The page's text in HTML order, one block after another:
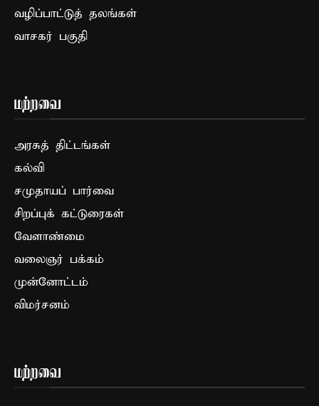
வழிப்பாட்டுத் தலங்கள்
வாசகர் பகுதி
மற்றவை
அரசுத் திட்டங்கள்
கல்வி
சமுதாயப் பார்வை
சிறப்புக் கட்டுரைகள்
வேளாண்மை
வலைஞர் பக்கம்
முன்னோட்டம்
விமர்சனம்
மற்றவை